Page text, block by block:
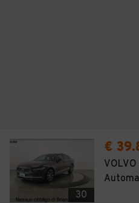
30
€